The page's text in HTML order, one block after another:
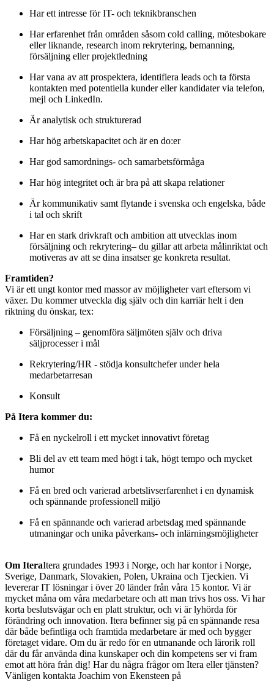
Har ett intresse för IT- och teknikbranschen
Har erfarenhet från områden såsom cold calling, mötesbokare
eller liknande, research inom rekrytering, bemanning,
försäljning eller projektledning
Har vana av att prospektera, identifiera leads och ta första
kontakten med potentiella kunder eller kandidater via telefon,
mejl och LinkedIn.
Är analytisk och strukturerad
Har hög arbetskapacitet och är en do:er
Har god samordnings- och samarbetsförmåga
Har hög integritet och är bra på att skapa relationer
Är kommunikativ samt flytande i svenska och engelska, både
i tal och skrift
Har en stark drivkraft och ambition att utvecklas inom
försäljning och rekrytering– du gillar att arbeta målinriktat och
motiveras av att se dina insatser ge konkreta resultat.
Framtiden?
Vi är ett ungt kontor med massor av möjligheter vart eftersom vi
växer. Du kommer utveckla dig själv och din karriär helt i den
riktning du önskar, tex:
Försäljning – genomföra säljmöten själv och driva
säljprocesser i mål
Rekrytering/HR - stödja konsultchefer under hela
medarbetarresan
Konsult
På Itera kommer du:
Få en nyckelroll i ett mycket innovativt företag
Bli del av ett team med högt i tak, högt tempo och mycket
humor
Få en bred och varierad arbetslivserfarenhet i en dynamisk
och spännande professionell miljö
Få en spännande och varierad arbetsdag med spännande
utmaningar och unika påverkans- och inlärningsmöjligheter
Om IteraItera grundades 1993 i Norge, och har kontor i Norge,
Sverige, Danmark, Slovakien, Polen, Ukraina och Tjeckien. Vi
levererar IT lösningar i över 20 länder från våra 15 kontor. Vi är
mycket måna om våra medarbetare och att man trivs hos oss. Vi har
korta beslutsvägar och en platt struktur, och vi är lyhörda för
förändring och innovation. Itera befinner sig på en spännande resa
där både befintliga och framtida medarbetare är med och bygger
företaget vidare. Om du är redo för en utmanande och lärorik roll
där du får använda dina kunskaper och din kompetens ser vi fram
emot att höra från dig! Har du några frågor om Itera eller tjänsten?
Vänligen kontakta Joachim von Ekensteen på